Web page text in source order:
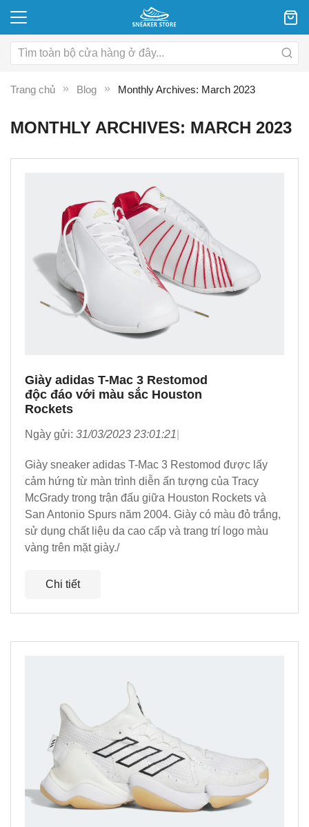
Trang chủ Blog Monthly Archives: March 2023
MONTHLY ARCHIVES: MARCH 2023
Giày adidas T-Mac 3 Restomod
độc đáo với màu sắc Houston
Rockets
Ngày gửi: 31/03/2023 23:01:21
Giày sneaker adidas T-Mac 3 Restomod được lấy
cảm hứng từ màn trình diễn ấn tượng của Tracy
McGrady trong trận đấu giữa Houston Rockets và
San Antonio Spurs năm 2004. Giày có màu đỏ trắng,
sử dụng chất liệu da cao cấp và trang trí logo màu
vàng trên mặt giày./
Chi tiết